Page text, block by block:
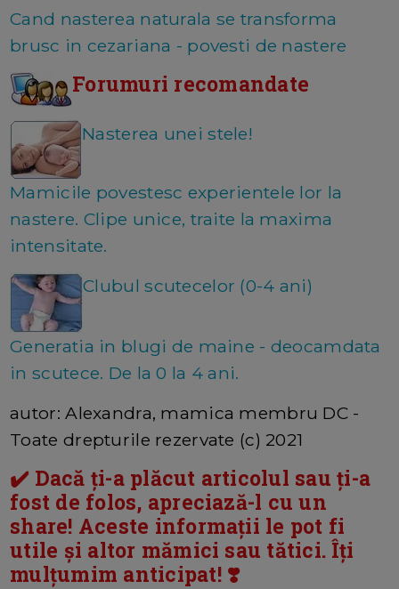
Cand nasterea naturala se transforma
brusc in cezariana - povesti de nastere
Forumuri recomandate
Nasterea unei stele!
Mamicile povestesc experientele lor la
nastere. Clipe unice, traite la maxima
intensitate.
Clubul scutecelor (0-4 ani)
Generatia in blugi de maine - deocamdata
in scutece. De la 0 la 4 ani.
autor: Alexandra, mamica membru DC -
Toate drepturile rezervate (c) 2021
✔️ Dacă ți-a plăcut articolul sau ți-a
fost de folos, apreciază-l cu un
share! Aceste informații le pot fi
utile și altor mămici sau tătici. Îți
mulțumim anticipat! ❣️